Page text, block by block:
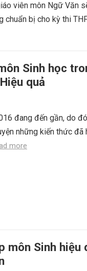
viên môn Ngữ Văn
chuẩn bị cho kỳ thi
Sinh học
quả
đang đến gần, do
những kiến thức đã
more
môn Sinh hiệu